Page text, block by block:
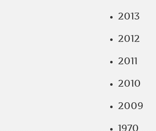
2013
2012
2011
2010
2009
1970